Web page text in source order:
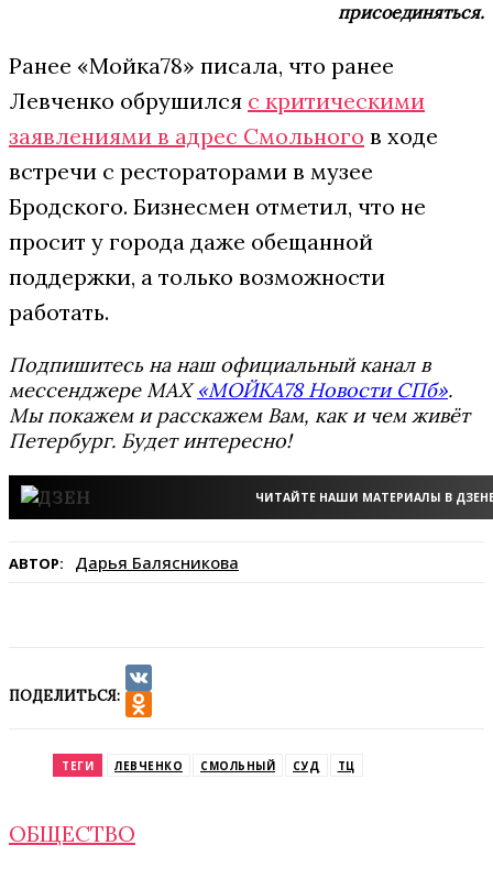
присоединяться.
Ранее «Мойка78» писала, что ранее
Левченко обрушился с критическими
заявлениями в адрес Смольного в ходе
встречи с рестораторами в музее
Бродского. Бизнесмен отметил, что не
просит у города даже обещанной
поддержки, а только возможности
работать.
Подпишитесь на наш официальный канал в
мессенджере MAX«МОЙКА78 Новости СПб».
Мы покажем и расскажем Вам, как и чем живёт
Петербург. Будет интересно!
ЧИТАЙТЕ НАШИ МАТЕРИАЛЫ В
АВТОР: Дарья Балясникова
ПОДЕЛИТЬСЯ:
VK
ТЕГИ ЛЕВЧЕНКО СМОЛЬНЫЙ СУД ТЦ
ОБЩЕСТВО